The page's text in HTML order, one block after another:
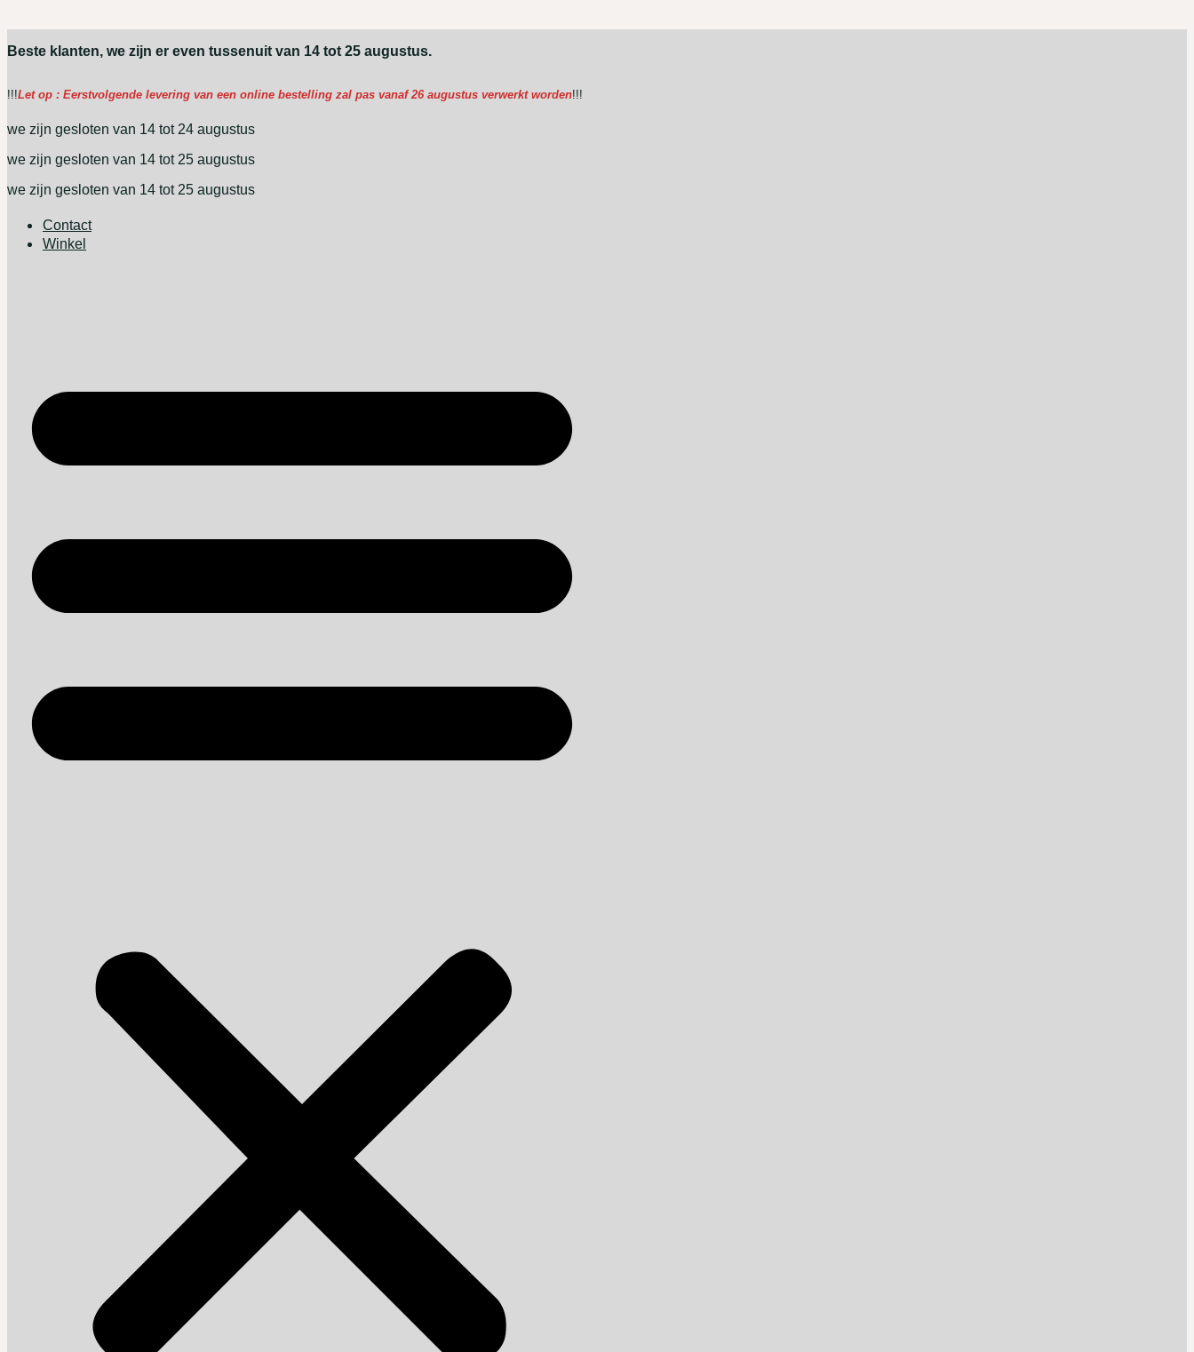
naar
de
Beste klanten, we zijn er even tussenuit van 14 tot 25 augustus.
!!!Let op : Eerstvolgende levering van een online bestelling zal pas vanaf 26 augustus verwerkt worden!!!
we zijn gesloten van 14 tot 24 augustus
we zijn gesloten van 14 tot 25 augustus
we zijn gesloten van 14 tot 25 augustus
Contact
Winkel